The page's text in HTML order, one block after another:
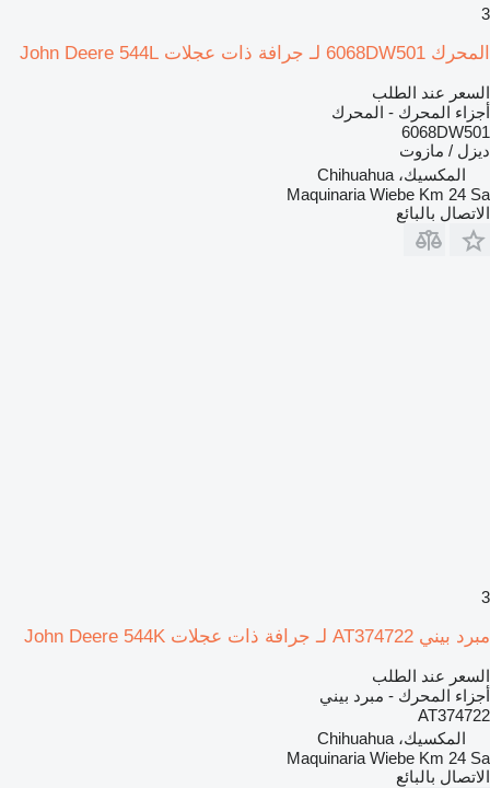
3
المحرك 6068DW501 لـ جرافة ذات عجلات John Deere 544L
السعر عند الطلب
أجزاء المحرك - المحرك
6068DW501
ديزل / مازوت
المكسيك، Chihuahua
Maquinaria Wiebe Km 24 Sa
الاتصال بالبائع
3
مبرد بيني AT374722 لـ جرافة ذات عجلات John Deere 544K
السعر عند الطلب
أجزاء المحرك - مبرد بيني
AT374722
المكسيك، Chihuahua
Maquinaria Wiebe Km 24 Sa
الاتصال بالبائع